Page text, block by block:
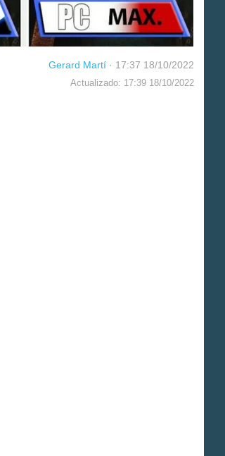
Gerard Martí · 17:37 18/10/2022
Actualizado: 17:39 18/10/2022